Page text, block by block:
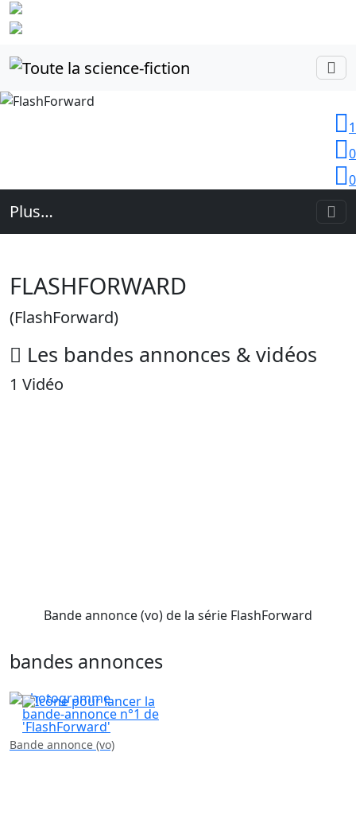
1
0
0
Plus…
FLASHFORWARD
(FlashForward)
Les bandes annonces & vidéos
1 Vidéo
Bande annonce (vo) de la série FlashForward
bandes annonces
Bande annonce (vo)